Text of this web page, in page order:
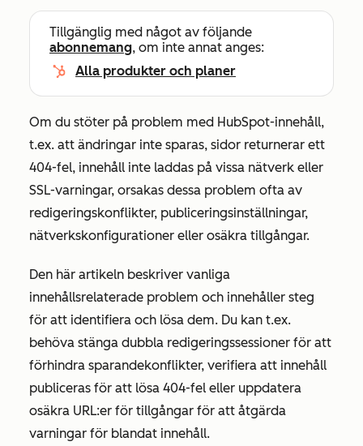
Tillgänglig med något av följande
abonnemang, om inte annat anges:
Alla produkter och planer
Om du stöter på problem med HubSpot-innehåll,
t.ex. att ändringar inte sparas, sidor returnerar ett
404-fel, innehåll inte laddas på vissa nätverk eller
SSL-varningar, orsakas dessa problem ofta av
redigeringskonflikter, publiceringsinställningar,
nätverkskonfigurationer eller osäkra tillgångar.
Den här artikeln beskriver vanliga
innehållsrelaterade problem och innehåller steg
för att identifiera och lösa dem. Du kan t.ex.
behöva stänga dubbla redigeringssessioner för att
förhindra sparandekonflikter, verifiera att innehåll
publiceras för att lösa 404-fel eller uppdatera
osäkra URL:er för tillgångar för att åtgärda
varningar för blandat innehåll.